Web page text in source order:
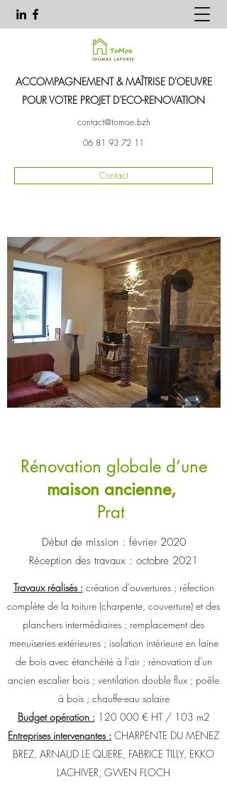
ACCOMPAGNEMENT & MAÎTRISE D'OEUVRE
POUR VOTRE PROJET D'ECO-RENOVATION
contact@tomoe.bzh
06 81 93 72 11
Contact
Rénovation globale d’une
maison ancienne,
Prat
Début de mission : février 2020
Réception des travaux : octobre 2021
Travaux réalisés :création d'ouvertures ; réfection
complète de la toiture (charpente, couverture) et des
planchers intermédiaires ; remplacement des
menuiseries extérieures ; isolation intérieure en laine
de bois avec étanchéité à l'air ; rénovation d'un
ancien escalier bois ; ventilation double flux ; poêle
à bois ; chauffe-eau solaire
Budget opération :120 000 € HT / 103 m2
Entreprises intervenantes : CHARPENTE DU MENEZ
BREZ, ARNAUD LE QUERE, FABRICE TILLY, EKKO
LACHIVER, GWEN FLOCH